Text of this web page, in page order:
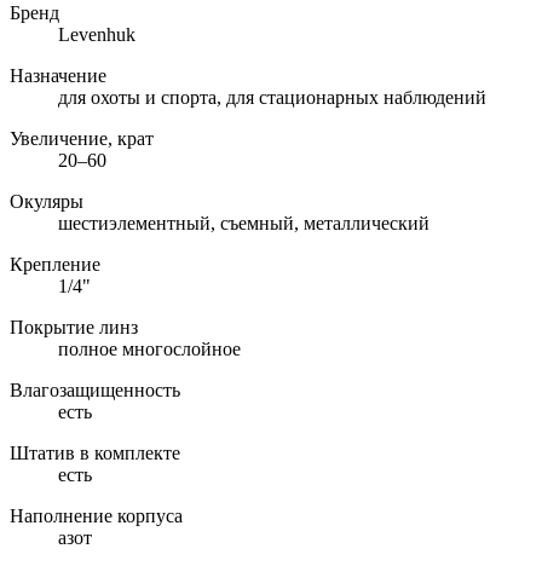
Бренд
Levenhuk
Назначение
для охоты и спорта, для стационарных наблюдений
Увеличение, крат
20–60
Окуляры
шестиэлементный, съемный, металлический
Крепление
1/4"
Покрытие линз
полное многослойное
Влагозащищенность
есть
Штатив в комплекте
есть
Наполнение корпуса
азот